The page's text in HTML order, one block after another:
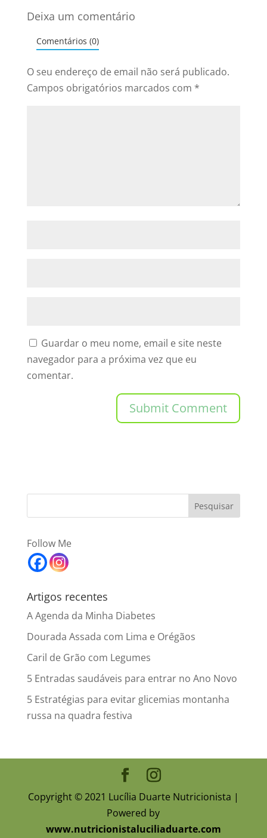
Deixa um comentário
Comentários (0)
O seu endereço de email não será publicado.
Campos obrigatórios marcados com *
Guardar o meu nome, email e site neste
navegador para a próxima vez que eu
comentar.
Follow Me
Artigos recentes
A Agenda da Minha Diabetes
Dourada Assada com Lima e Orégãos
Caril de Grão com Legumes
5 Entradas saudáveis para entrar no Ano Novo
5 Estratégias para evitar glicemias montanha
russa na quadra festiva
Copyright © 2021 Lucília Duarte Nutricionista |
Powered by
www.nutricionistaluciliaduarte.com